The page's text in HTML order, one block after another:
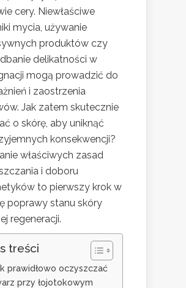
cery. Niewłaściwe
mycia, używanie
produktów czy
delikatności w
mogą prowadzić do
i zaostrzenia
Jak zatem skutecznie
o skórę, aby uniknąć
konsekwencji?
właściwych zasad
i doboru
to pierwszy krok w
poprawy stanu skóry
regeneracji.
treści
prawidłowo oczyszczać
przy łojotokowym